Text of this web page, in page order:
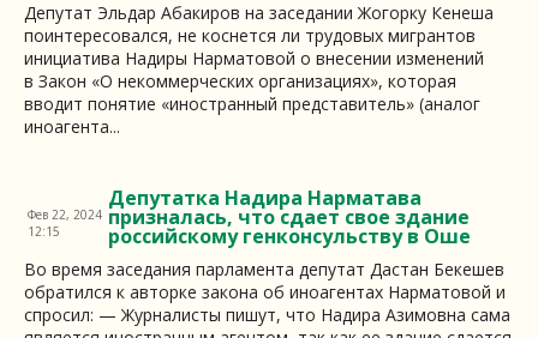
Депутат Эльдар Абакиров на заседании Жогорку Кенеша
поинтересовался, не коснется ли трудовых мигрантов
инициатива Надиры Нарматовой о внесении изменений
в Закон «О некоммерческих организациях», которая
вводит понятие «иностранный представитель» (аналог
иноагента...
Депутатка Надира Нарматава
призналась, что сдает свое здание
российскому генконсульству в Оше
Фев 22, 2024
12:15
Во время заседания парламента депутат Дастан Бекешев
обратился к авторке закона об иноагентах Нарматовой и
спросил: — Журналисты пишут, что Надира Азимовна сама